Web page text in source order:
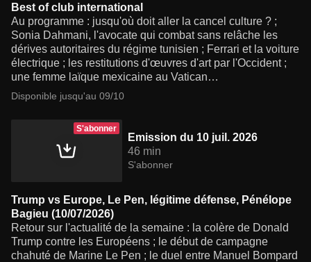
Best of club international
Au programme : jusqu'où doit aller la cancel culture ? ;
Sonia Dahmani, l'avocate qui combat sans relâche les
dérives autoritaires du régime tunisien ; Ferrari et la voiture
électrique ; les restitutions d'œuvres d'art par l'Occident ;
une femme laïque mexicaine au Vatican…
Disponible jusqu'au 09/10
S'abonner
Emission du 10 juil. 2026
46 min
S'abonner
Trump vs Europe, Le Pen, légitime défense, Pénélope
Bagieu (10/07/2026)
Retour sur l'actualité de la semaine : la colère de Donald
Trump contre les Européens ; le début de campagne
chahuté de Marine Le Pen ; le duel entre Manuel Bompard